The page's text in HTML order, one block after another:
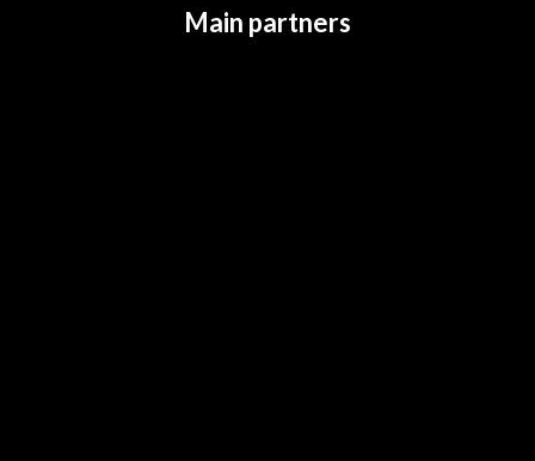
Main partners